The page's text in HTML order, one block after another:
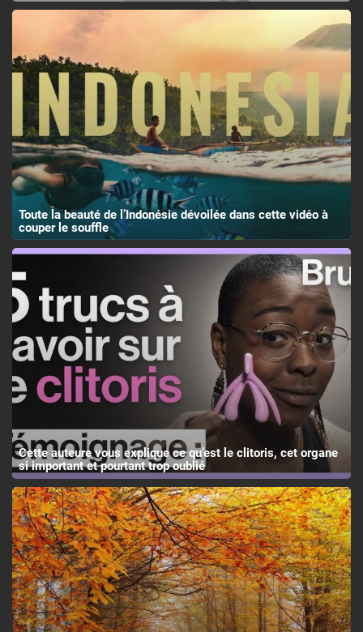
Toute la beauté de l’Indonésie dévoilée dans cette vidéo à
couper le souffle
Cette auteure vous explique ce qu’est le clitoris, cet organe
si important et pourtant trop oublié